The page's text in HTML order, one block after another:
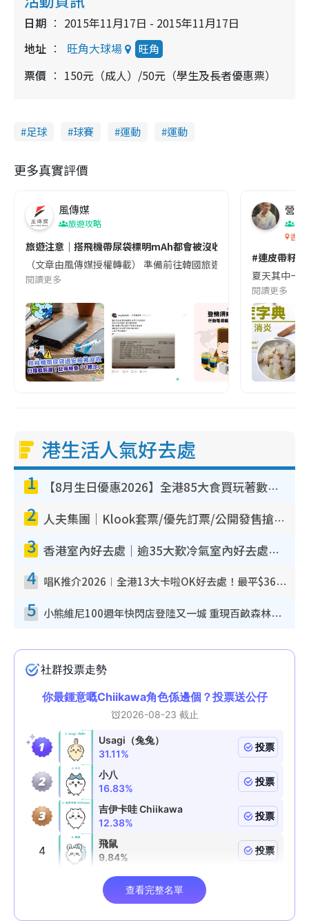
日期
2015年11月17日 - 2015年11月17日
地址
旺角大球場 旺角
票價 150元（成人）/50元（學生及長者優惠票）
足球 球賽 運動 運動
更多真實評價
風傳媒
旅遊攻略
旅遊注意｜搭飛機帶尿袋標明mAh都會被沒收😱出發前切記檢查
（文章由風傳媒授權轉載） 準備前往韓國旅遊的民眾，近期要
閱讀更多
營養
香港
#連皮帶籽
夏天其中一
閱讀更多
港生活人氣好去處
1 【8月生日優惠2026】全港85大食買玩著數攻略 自助餐/火鍋放題同行免費＋誠品/DONKI送現金券
2 人夫集團｜Klook套票/優先訂票/公開發售搶飛攻略！附票價.購票連結.場地座位表
3 香港室內好去處｜逾35大歎冷氣室內好去處推介 室內活動免費避雨無懼落雨
4 唱K推介2026︱全港13大卡啦OK好去處！最平$36起 日文K都有！(附地址+收費詳情)
5 小熊維尼100週年快閃店登陸又一城 重現百畝森林經典場景／獨家限定盲盒登場／專屬DIY香水